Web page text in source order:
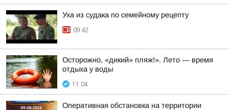
Уха из судака по семейному рецепту
09:42
Осторожно, «дикий» пляж!». Лето — время
отдыха у воды
11:04
Оперативная обстановка на территории